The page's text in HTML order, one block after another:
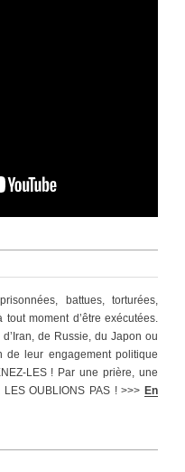
battues, torturées,
moment d’être exécutées.
de Russie, du Japon ou
de leur engagement politique
LES ! Par une prière, une
OUBLIONS PAS ! >>> En